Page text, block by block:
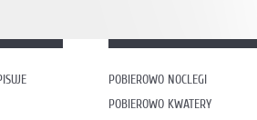
POBIEROWO NOCLEGI
POBIEROWO KWATERY